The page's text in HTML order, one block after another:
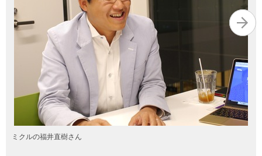
ミクルの福井直樹さん